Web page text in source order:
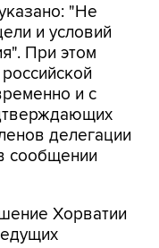
"Не
и условий
При этом
и с
делегации
сообщении
Хорватии